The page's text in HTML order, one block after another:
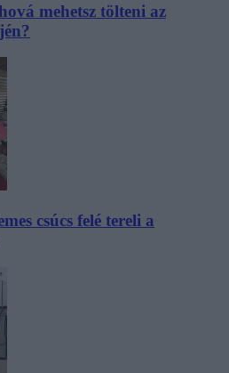
mehetsz tölteni az
csúcs felé tereli a